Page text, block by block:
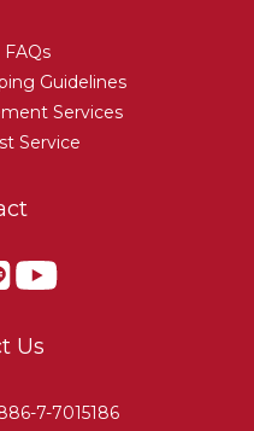
Guidelines
Services
Service
Us
7-7015186